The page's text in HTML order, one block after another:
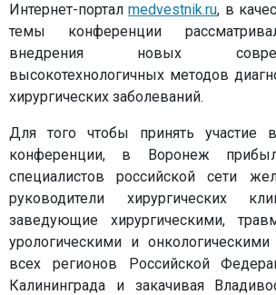
Интернет-порталmedvestnik.ru, в
темы конференции
внедрения новых
высокотехнологичных методов
хирургических заболеваний.
Для того чтобы принять участие
конференции, в Воронеж
специалистов российской сети
руководители хирургических
заведующие хирургическими,
урологическими и
всех регионов Российской
Калининграда и закачивая